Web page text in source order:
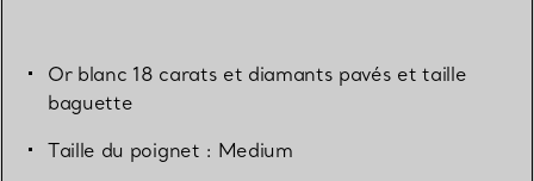
Or blanc 18 carats et diamants pavés et taille
baguette
Taille du poignet : Medium